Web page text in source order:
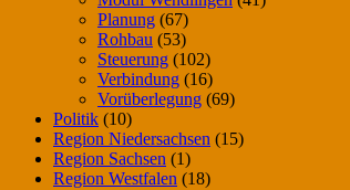
Planung (67)
Rohbau (53)
Steuerung (102)
Verbindung (16)
Vorüberlegung (69)
Politik (10)
Region Niedersachsen (15)
Region Sachsen (1)
Region Westfalen (18)